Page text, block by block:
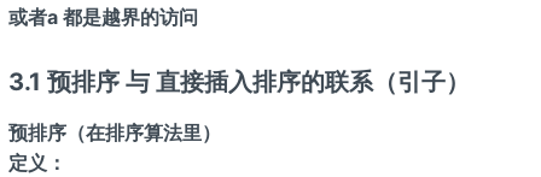
或者a都是越界的访问
3.1 预排序 与 直接插入排序的联系（引子）
预排序（在排序算法里）
定义：